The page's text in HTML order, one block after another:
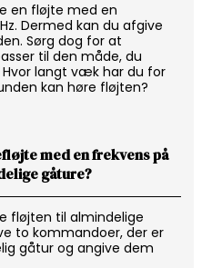
en fløjte med en
Dermed kan du afgive
Sørg dog for at
til den måde, du
langt væk har du for
kan høre fløjten?
med en frekvens på
gåture?
fløjten til almindelige
to kommandoer, der er
gåtur og angive dem